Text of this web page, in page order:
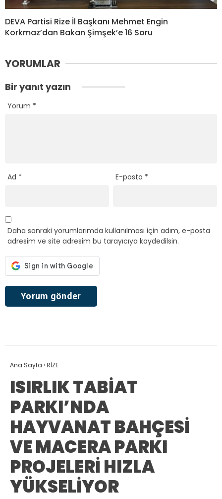
DEVA Partisi Rize İl Başkanı Mehmet Engin
Korkmaz’dan Bakan Şimşek’e 16 Soru
YORUMLAR
Bir yanıt yazın
Yorum *
Ad * E-posta *
Daha sonraki yorumlarımda kullanılması için adım, e-posta
adresim ve site adresim bu tarayıcıya kaydedilsin.
Ana Sayfa ›RİZE
ISIRLIK TABİAT
PARKI’NDA
HAYVANAT BAHÇESİ
VE MACERA PARKI
PROJELERİ HIZLA
YÜKSELİYOR